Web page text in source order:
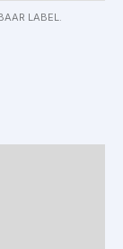
LABEL.